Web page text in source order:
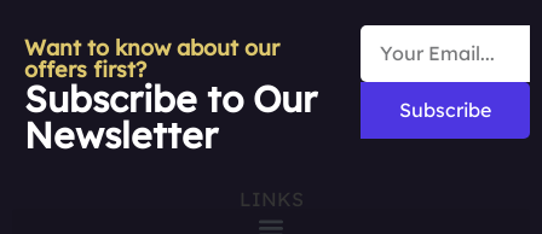
Want to know about our
offers first?
Subscribe to Our
Newsletter
Subscribe
LINKS